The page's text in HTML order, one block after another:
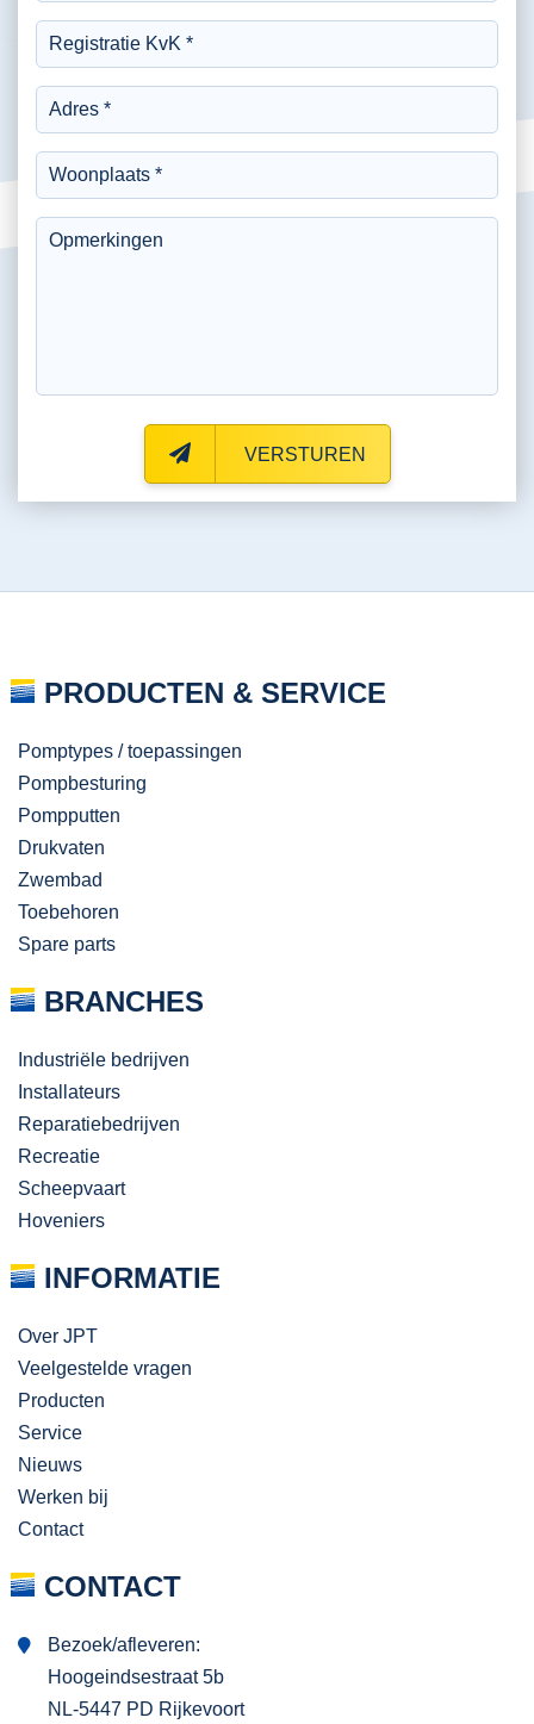
VERSTUREN
PRODUCTEN & SERVICE
Pomptypes / toepassingen
Pompbesturing
Pompputten
Drukvaten
Zwembad
Toebehoren
Spare parts
BRANCHES
Industriële bedrijven
Installateurs
Reparatiebedrijven
Recreatie
Scheepvaart
Hoveniers
INFORMATIE
Over JPT
Veelgestelde vragen
Producten
Service
Nieuws
Werken bij
Contact
CONTACT
Bezoek/afleveren:
Hoogeindsestraat 5b
NL-5447 PD Rijkevoort